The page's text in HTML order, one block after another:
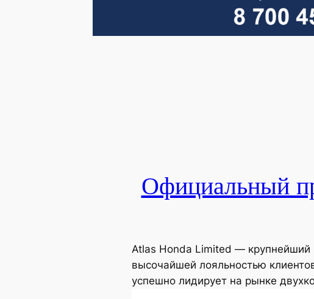
Официальный
Atlas Honda Limited — крупнейший
высочайшей лояльностью
успешно лидирует на рынке